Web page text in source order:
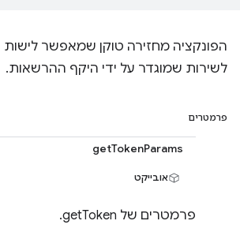
הפונקציה מחזירה טוקן שמאפשר
לשירות שמוגדר על ידי היקף ההרשאות.
פרמטרים
getTokenParams
אובייקט
פרמטרים של getToken.